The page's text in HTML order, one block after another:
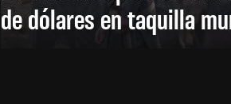
de dólares en taquilla